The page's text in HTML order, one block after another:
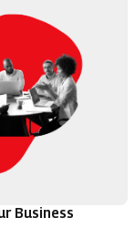
Business